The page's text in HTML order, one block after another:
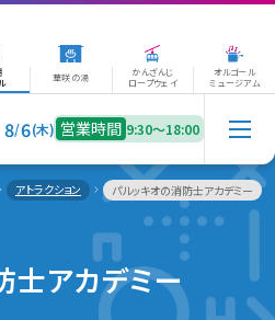
華咲の湯
かんざんじ
ロープウェイ
オルゴール
ミュージアム
8/6(木) 営業時間 9:30〜18:00
アトラクション パルッキオの消防士アカデミー
士アカデミー